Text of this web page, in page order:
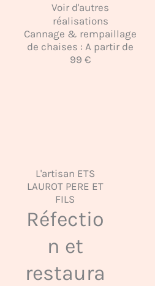
Voir d'autres
réalisations
Cannage & rempaillage
de chaises : A partir de
99 €
L'artisan ETS
LAUROT PERE ET
FILS
Réfectio
n et
restaura